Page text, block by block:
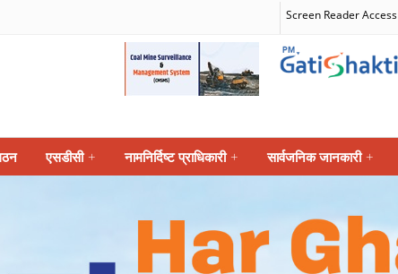
Screen Reader Access
एसडीसी + नामनिर्दिष्ट प्राधिकारी + सार्वजनिक जानकारी +